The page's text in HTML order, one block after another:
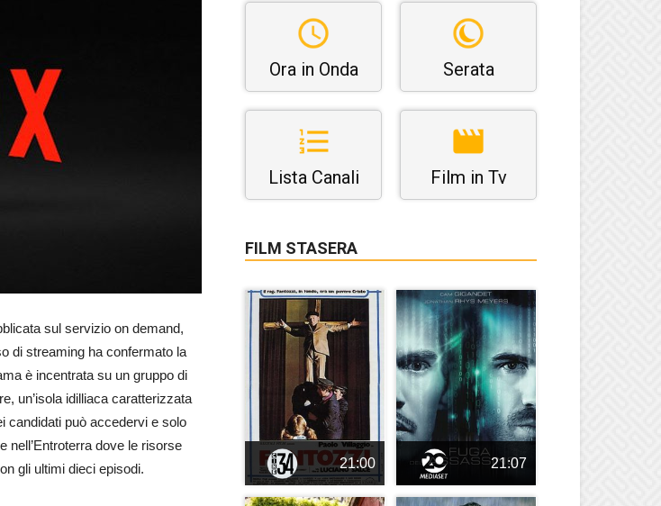
sul servizio on demand,
di streaming ha confermato la
è incentrata su un gruppo di
un’isola idilliaca caratterizzata
candidati può accedervi e solo
nell’Entroterra dove le risorse
gli ultimi dieci episodi.
Ora in Onda Serata
Lista Canali Film in Tv
FILM STASERA
21:00 21:07